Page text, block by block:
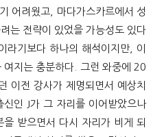
어려웠고, 마다가스카르에서 성
는 전략이 있었을 가능성도 있다
라기보다 하나의 해석이지만, 이
지는 충분하다. 그런 와중에 20
이전 강사가 제명되면서 예상치
인 J가 그 자리를 이어받았으나
받으면서 다시 자리가 비게 되